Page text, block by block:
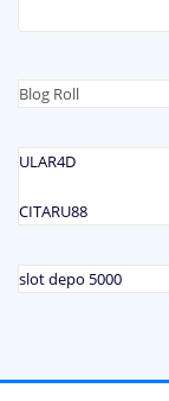
Blog Roll
ULAR4D
CITARU88
slot depo 5000